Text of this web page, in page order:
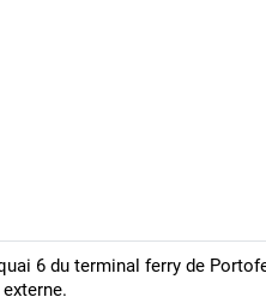
6 du terminal ferry de